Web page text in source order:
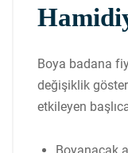
Boya badana
değişiklik
etkileyen